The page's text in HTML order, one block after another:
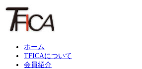
ホーム
TFICAについて
会員紹介